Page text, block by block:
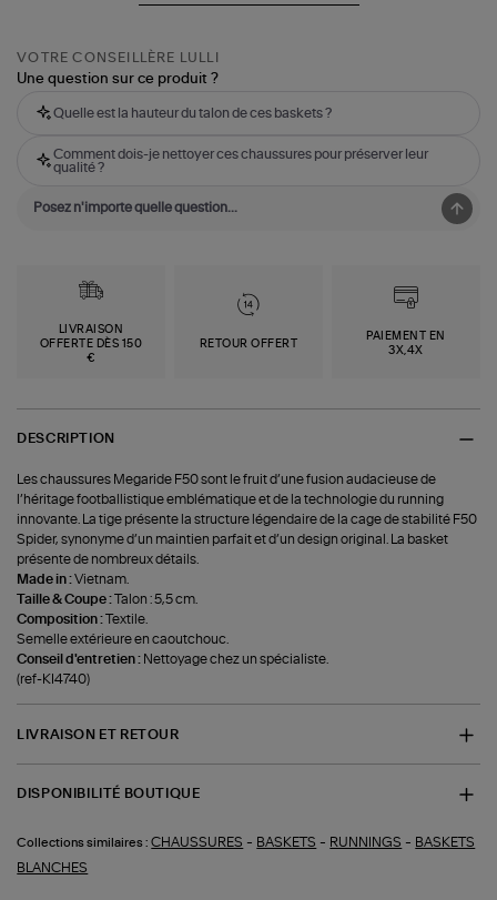
VOTRE CONSEILLÈRE LULLI
Une question sur ce produit ?
Quelle est la hauteur du talon de ces baskets ?
Comment dois-je nettoyer ces chaussures pour préserver leur
qualité ?
LIVRAISON
OFFERTE DÈS 150
€
RETOUR OFFERT
PAIEMENT EN
3X,4X
DESCRIPTION
Les chaussures Megaride F50 sont le fruit d’une fusion audacieuse de
l’héritage footballistique emblématique et de la technologie du running
innovante. La tige présente la structure légendaire de la cage de stabilité F50
Spider, synonyme d’un maintien parfait et d’un design original. La basket
présente de nombreux détails.
Made in :Vietnam.
Taille & Coupe :
Talon : 5,5 cm.
Composition :
Textile.
Semelle extérieure en caoutchouc.
Conseil d'entretien : Nettoyage chez un spécialiste.
(ref-KI4740)
LIVRAISON ET RETOUR
DISPONIBILITÉ BOUTIQUE
Collections similaires : CHAUSSURES - BASKETS - RUNNINGS - BASKETS
BLANCHES